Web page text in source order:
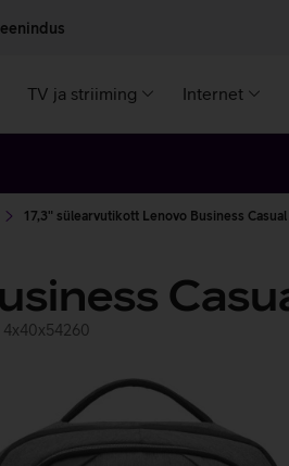
TV ja striiming Internet
17,3" sülearvutikott Lenovo Business Casual
4x40x54260